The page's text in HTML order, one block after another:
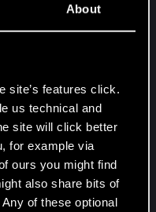
About
site’s features click.
us technical and
site will click better
for example via
ours you might find
also share bits of
of these optional
Last edited: Sep 9, 2022